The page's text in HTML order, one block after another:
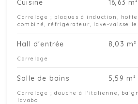
Cuisine 16,63 m²
Carrelage ; plaques à induction,
combiné, réfrigérateur, lave-
Hall d'entrée 8,03 m²
Carrelage
Salle de bains 5,59 m²
Carrelage ; douche à l'italienne,
lavabo